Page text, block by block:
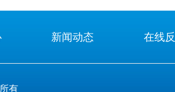
新闻动态 在线
有